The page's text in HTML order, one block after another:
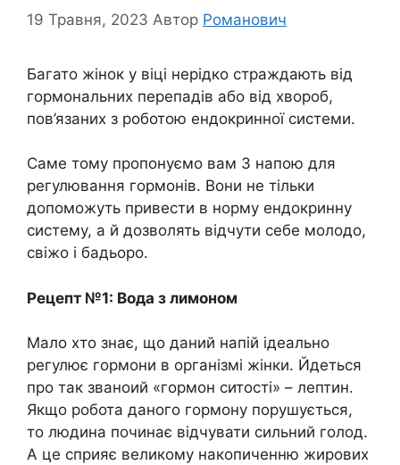
19 Травня, 2023 Автор Романович
Багато жінок у віці нерідко страждають від
гормональних перепадів або від хвороб,
пов’язаних з роботою ендокринної системи.
Саме тому пропонуємо вам 3 напою для
регулювання гормонів. Вони не тільки
допоможуть привести в норму ендокринну
систему, а й дозволять відчути себе молодо,
свіжо і бадьоро.
Рецепт №1: Вода з лимоном
Мало хто знає, що даний напій ідеально
регулює гормони в організмі жінки. Йдеться
про так званоий «гормон ситості» – лептин.
Якщо робота даного гормону порушується,
то людина починає відчувати сильний голод.
А це сприяє великому накопиченню жирових